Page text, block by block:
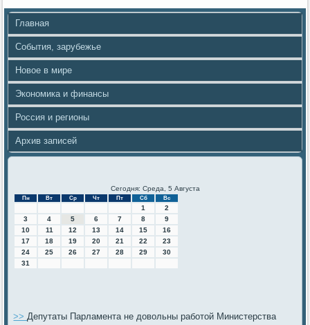
Главная
События, зарубежье
Новое в мире
Экономика и финансы
Россия и регионы
Архив записей
Сегодня: Среда, 5 Августа
Пн Вт Ср Чт Пт Сб Вс
1
2
3
4 5 6 7 8
9
10
11 12 13 14 15
16
17
18 19 20 21 22
23
24
25 26 27 28 29
30
31
>>Депутаты Парламента не довольны работой Министерства